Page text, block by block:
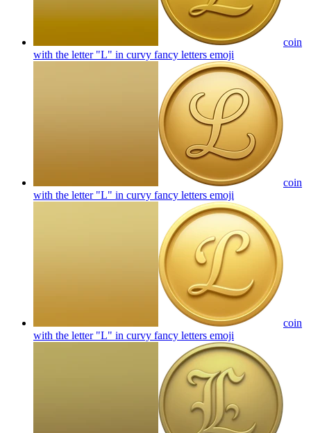
coin
with the letter "L" in curvy fancy letters emoji
coin
with the letter "L" in curvy fancy letters emoji
coin
with the letter "L" in curvy fancy letters emoji